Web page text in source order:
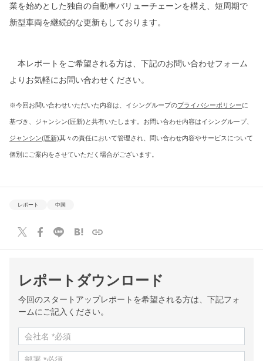
業を始めとした独自の自動車バリューチェーンを構え、短周期で
新型車両を継続的な更新もしております。
本レポートをご希望される方は、下記のお問い合わせフォーム
よりお気軽にお問い合わせください。
※今回お問い合わせいただいた内容は、イシングループのプライバシーポリシーに
基づき、ジャンシン(匠新)と共有いたします。お問い合わせ内容はイシングループ、
ジャンシン(匠新)其々の責任において管理され、問い合わせ内容やサービスについて
個別にご案内をさせていただく場合がございます。
レポート 中国